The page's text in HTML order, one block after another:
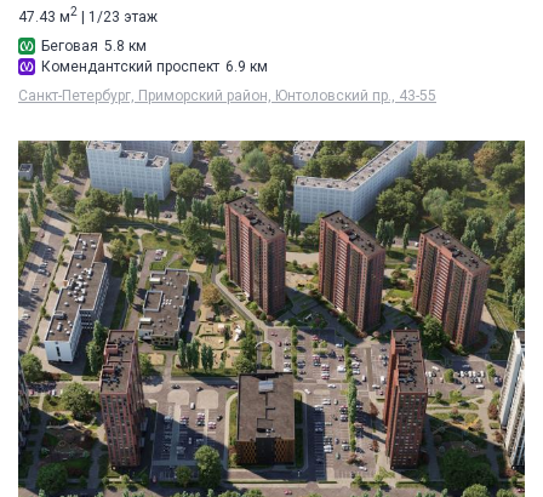
47.43 м2
| 1/23 этаж
Беговая 5.8 км
Комендантский проспект 6.9 км
Санкт-Петербург, Приморский район, Юнтоловский пр., 43-55